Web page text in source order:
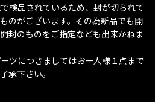
検品されているため、封が切られて
のがございます。その為新品でも開
封のものをご指定なども出来かねま
ツにつきましてはお一人様１点まで
承下さい。